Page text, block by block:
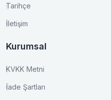
Tarihçe
İletişim
Kurumsal
KVKK Metni
İade Şartları